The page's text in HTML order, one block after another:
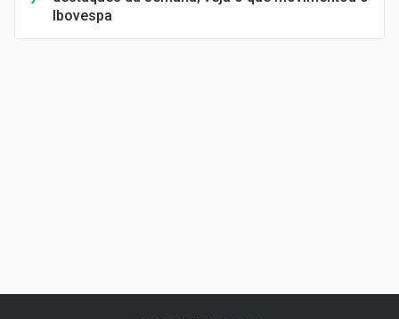
Ibovespa